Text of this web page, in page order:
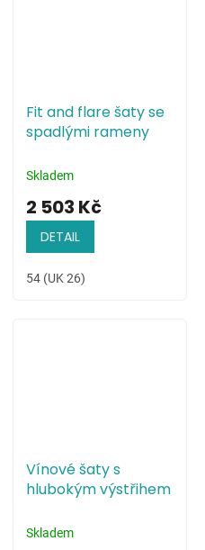
Fit and flare šaty se
spadlými rameny
Skladem
2 503 Kč
DETAIL
54 (UK 26)
Vínové šaty s
hlubokým výstřihem
Skladem